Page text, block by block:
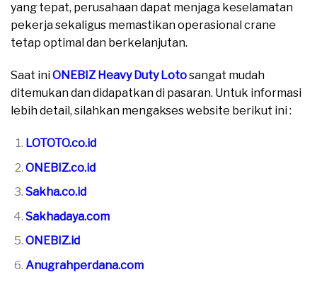
yang tepat, perusahaan dapat menjaga keselamatan
pekerja sekaligus memastikan operasional crane
tetap optimal dan berkelanjutan.
Saat iniONEBIZ Heavy Duty Lotosangat mudah
ditemukan dan didapatkan di pasaran. Untuk informasi
lebih detail, silahkan mengakses website berikut ini :
LOTOTO.co.id
ONEBIZ.co.id
Sakha.co.id
Sakhadaya.com
ONEBIZ.id
Anugrahperdana.com